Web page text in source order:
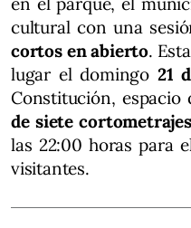
cultural con una
cortos en abierto.
lugar el domingo 21
Constitución, espacio
de siete cortometrajes
las 22:00 horas para
visitantes.